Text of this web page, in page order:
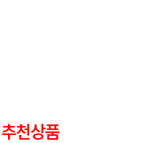
추천상품